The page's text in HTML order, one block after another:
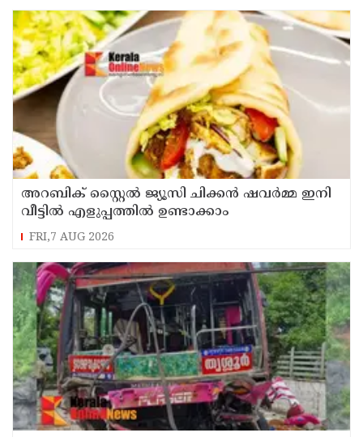
അറബിക് സ്റ്റൈൽ ജ്യൂസി ചിക്കൻ ഷവർമ്മ ഇനി
വീട്ടിൽ എളുപ്പത്തിൽ ഉണ്ടാക്കാം
FRI,7 AUG 2026